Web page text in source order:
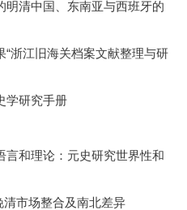
明清中国、东南亚与西班牙的
“浙江旧海关档案文献整理与研
学研究手册
言和理论：元史研究世界性和
市场整合及南北差异